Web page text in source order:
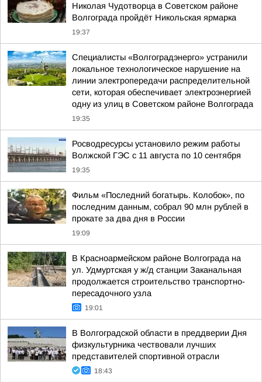
Николая Чудотворца в Советском районе
Волгограда пройдёт Никольская ярмарка
19:37
Специалисты «Волгоградэнерго» устранили
локальное технологическое нарушение на
линии электропередачи распределительной
сети, которая обеспечивает электроэнергией
одну из улиц в Советском районе Волгограда
19:35
Росводресурсы установило режим работы
Волжской ГЭС с 11 августа по 10 сентября
19:35
Фильм «Последний богатырь. Колобок», по
последним данным, собрал 90 млн рублей в
прокате за два дня в России
19:09
В Красноармейском районе Волгограда на
ул. Удмуртская у ж/д станции Заканальная
продолжается строительство транспортно-
пересадочного узла
19:01
В Волгоградской области в преддверии Дня
физкультурника чествовали лучших
представителей спортивной отрасли
18:43